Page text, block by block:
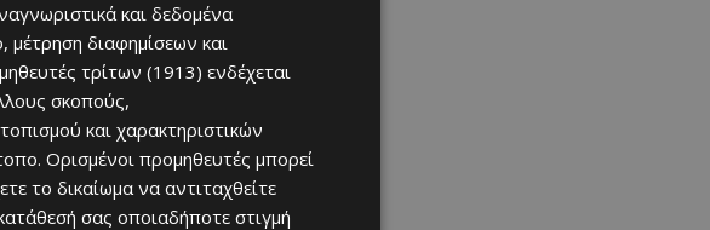
την σύμπραξη
διεθνώς
τεχνικών και
φορέας της
και δεδομένα
μέτρηση διαφημίσεων και
τρίτων (1913) ενδέχεται
σκοπούς,
και χαρακτηριστικών
Ορισμένοι προμηθευτές μπορεί
το δικαίωμα να αντιταχθείτε
σας οποιαδήποτε στιγμή